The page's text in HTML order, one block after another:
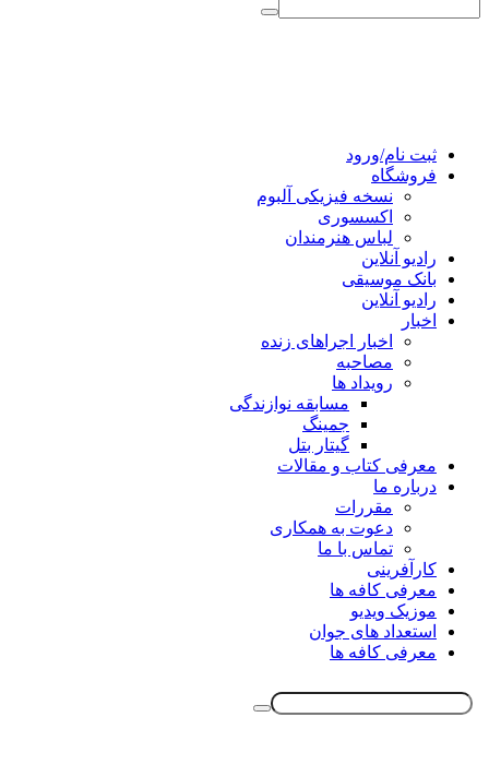
ثبت نام/ورود
فروشگاه
نسخه فیزیکی آلبوم
اکسسوری
لباس هنرمندان
رادیو آنلاین
بانک موسیقی
رادیو آنلاین
اخبار
اخبار اجراهای زنده
مصاحبه
رویداد ها
مسابقه نوازندگی
جمینگ
گیتار بتل
معرفی کتاب و مقالات
درباره ما
مقررات
دعوت به همکاری
تماس با ما
کارآفرینی
معرفی کافه ها
موزیک ویدیو
استعداد های جوان
معرفی کافه ها